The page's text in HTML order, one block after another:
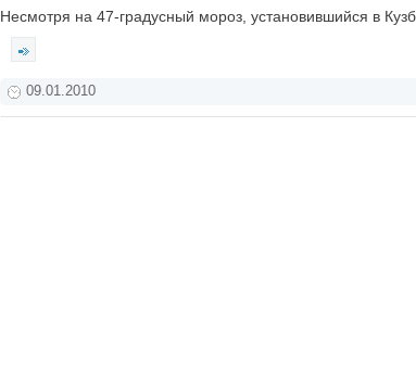
Несмотря на 47-градусный мороз, установившийся в
09.01.2010